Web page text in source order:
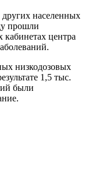
других населенных
прошли
кабинетах центра
низкодозовых
1,5 тыс.
были